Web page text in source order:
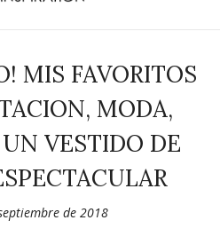
MIS FAVORITOS
MODA,
VESTIDO DE
de 2018